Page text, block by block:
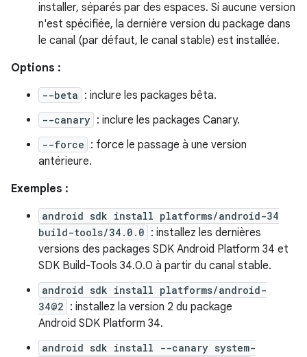
installer, séparés par des espaces. Si aucune version
n'est spécifiée, la dernière version du package dans
le canal (par défaut, le canal stable) est installée.
Options :
--beta : inclure les packages bêta.
--canary : inclure les packages Canary.
--force : force le passage à une version
antérieure.
Exemples :
android sdk install platforms/android-34
build-tools/34.0.0 : installez les dernières
versions des packages SDK Android Platform 34 et
SDK Build-Tools 34.0.0 à partir du canal stable.
android sdk install platforms/android-
34@2 : installez la version 2 du package
Android SDK Platform 34.
android sdk install --canary system-